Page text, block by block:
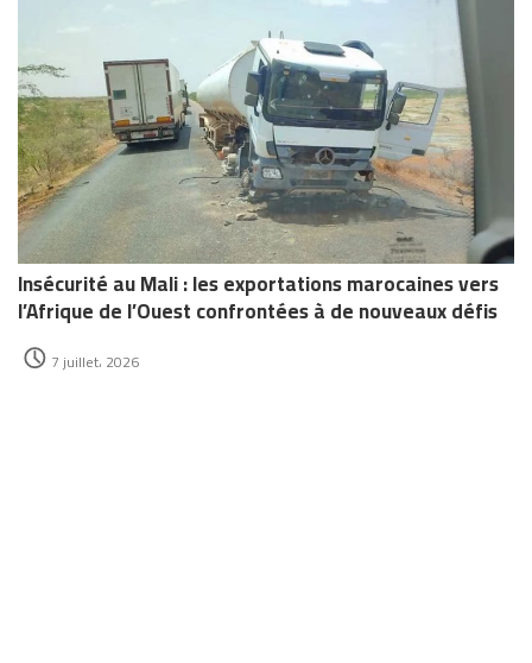
Insécurité au Mali : les exportations marocaines vers
l’Afrique de l’Ouest confrontées à de nouveaux défis
7 juillet، 2026